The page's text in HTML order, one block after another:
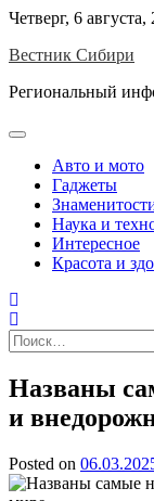
Skip
content
Четверг, 6 августа,
Вестник Сибири
Региональный
Авто и мото
Гаджеты
Наука и
Интересное
Красота и
Найти:
Названы
и
Posted on